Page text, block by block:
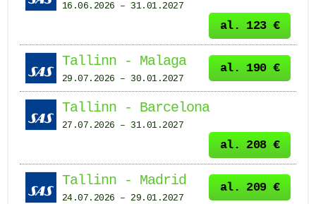
16.06.2026 – 31.01.2027
al. 123 €
Tallinn - Malaga
29.07.2026 – 30.01.2027
al. 190 €
Tallinn - Barcelona
27.07.2026 – 31.01.2027
al. 208 €
Tallinn - Madrid
24.07.2026 – 29.01.2027
al. 209 €